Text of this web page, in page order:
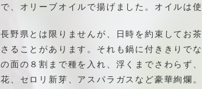
で、オリーブオイルで揚げました。オイルは使
長野県とは限りませんが、日時を約束してお
さることがあります。それも鍋に付ききりで
の面の８割まで種を入れ、浮くまでさわらず
花、セロリ新芽、アスパラガスなど豪華絢爛